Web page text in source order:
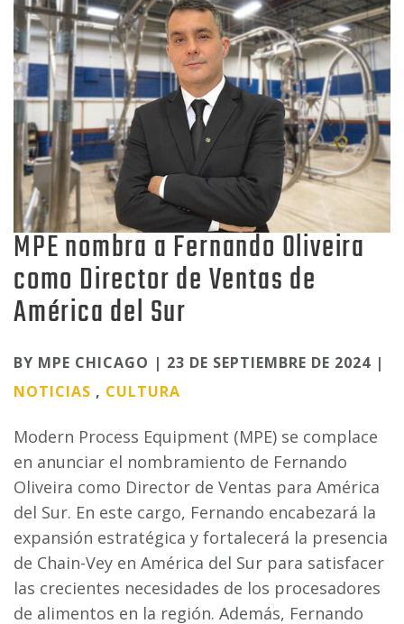
MPE nombra a Fernando Oliveira
como Director de Ventas de
América del Sur
Categories
BY MPE CHICAGO | 23 DE SEPTIEMBRE DE 2024 |
NOTICIAS , CULTURA
Modern Process Equipment (MPE) se complace
en anunciar el nombramiento de Fernando
Oliveira como Director de Ventas para América
del Sur. En este cargo, Fernando encabezará la
expansión estratégica y fortalecerá la presencia
de Chain-Vey en América del Sur para satisfacer
las crecientes necesidades de los procesadores
de alimentos en la región. Además, Fernando